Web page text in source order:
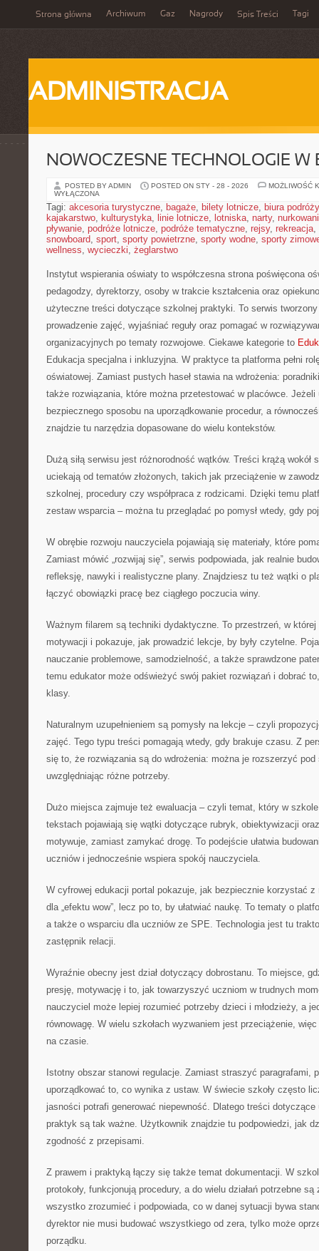
Strona główna Archiwum Gaz Nagrody Spis Treści Tagi
ADMINISTRACJA
NOWOCZESNE TECHNOLOGIE W
POSTED BY ADMIN POSTED ON STY - 28 - 2026
MOŻLIWOŚĆ
WYŁĄCZONA
Tagi: akcesoria turystyczne, bagaże, bilety lotnicze, biura podróży
kajakarstwo, kulturystyka, linie lotnicze, lotniska, narty,
pływanie, podróże lotnicze, podróże tematyczne, rejsy, rekreacja,
snowboard, sport, sporty powietrzne, sporty wodne, sporty
wellness, wycieczki, żeglarstwo
Instytut wspierania oświaty to współczesna strona poświęcona
pedagodzy, dyrektorzy, osoby w trakcie kształcenia oraz
użyteczne treści dotyczące szkolnej praktyki. To serwis
prowadzenie zajęć, wyjaśniać reguły oraz pomagać w
organizacyjnych po tematy rozwojowe. Ciekawe kategorie to
Edukacja specjalna i inkluzyjna. W praktyce ta platforma pełni
oświatowej. Zamiast pustych haseł stawia na wdrożenia:
także rozwiązania, które można przetestować w placówce.
bezpiecznego sposobu na uporządkowanie procedur, a
znajdzie tu narzędzia dopasowane do wielu kontekstów.
Dużą siłą serwisu jest różnorodność wątków. Treści krążą wokół
uciekają od tematów złożonych, takich jak przeciążenie w
szkolnej, procedury czy współpraca z rodzicami. Dzięki temu
zestaw wsparcia – można tu przeglądać po pomysł wtedy, gdy
W obrębie rozwoju nauczyciela pojawiają się materiały, które
Zamiast mówić „rozwijaj się”, serwis podpowiada, jak realnie
refleksję, nawyki i realistyczne plany. Znajdziesz tu też wątki o
łączyć obowiązki pracę bez ciągłego poczucia winy.
Ważnym filarem są techniki dydaktyczne. To przestrzeń, w której
motywacji i pokazuje, jak prowadzić lekcje, by były czytelne.
nauczanie problemowe, samodzielność, a także sprawdzone
temu edukator może odświeżyć swój pakiet rozwiązań i dobrać
klasy.
Naturalnym uzupełnieniem są pomysły na lekcje – czyli
zajęć. Tego typu treści pomagają wtedy, gdy brakuje czasu. Z
się to, że rozwiązania są do wdrożenia: można je rozszerzyć pod
uwzględniając różne potrzeby.
Dużo miejsca zajmuje też ewaluacja – czyli temat, który w
tekstach pojawiają się wątki dotyczące rubryk, obiektywizacji
motywuje, zamiast zamykać drogę. To podejście ułatwia
uczniów i jednocześnie wspiera spokój nauczyciela.
W cyfrowej edukacji portal pokazuje, jak bezpiecznie korzystać
dla „efektu wow”, lecz po to, by ułatwiać naukę. To tematy o
a także o wsparciu dla uczniów ze SPE. Technologia jest tu
zastępnik relacji.
Wyraźnie obecny jest dział dotyczący dobrostanu. To miejsce,
presję, motywację i to, jak towarzyszyć uczniom w trudnych
nauczyciel może lepiej rozumieć potrzeby dzieci i młodzieży, a
równowagę. W wielu szkołach wyzwaniem jest przeciążenie,
na czasie.
Istotny obszar stanowi regulacje. Zamiast straszyć paragrafami,
uporządkować to, co wynika z ustaw. W świecie szkoły często
jasności potrafi generować niepewność. Dlatego treści dotyczące
praktyk są tak ważne. Użytkownik znajdzie tu podpowiedzi, jak
zgodność z przepisami.
Z prawem i praktyką łączy się także temat dokumentacji. W
protokoły, funkcjonują procedury, a do wielu działań potrzebne
wszystko zrozumieć i podpowiada, co w danej sytuacji bywa
dyrektor nie musi budować wszystkiego od zera, tylko może
porządku.